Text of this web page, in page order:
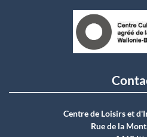
Centre de Loisirs et
Rue de la